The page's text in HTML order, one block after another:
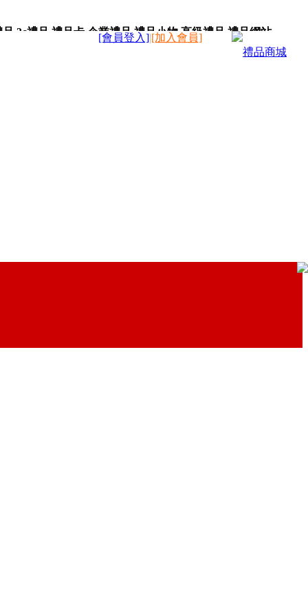
禮品,禮品卡,企業禮品,禮品小物,高級禮品,禮品網站。
禮品商城
[會員登入]|[加入會員]